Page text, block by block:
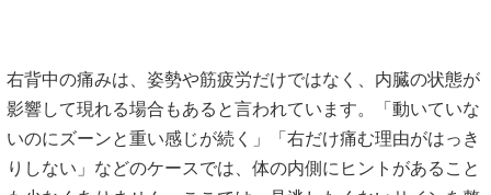
右背中の痛みは、姿勢や筋疲労だけではなく、内臓の状態が
影響して現れる場合もあると言われています。「動いていな
いのにズーンと重い感じが続く」「右だけ痛む理由がはっき
りしない」などのケースでは、体の内側にヒントがあること